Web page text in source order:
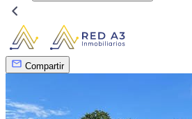
Compartir